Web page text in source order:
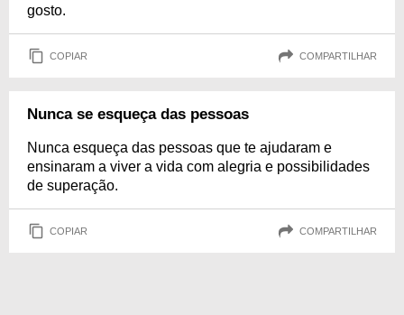
gosto.
COPIAR COMPARTILHAR
Nunca se esqueça das pessoas
Nunca esqueça das pessoas que te ajudaram e
ensinaram a viver a vida com alegria e possibilidades
de superação.
COPIAR COMPARTILHAR